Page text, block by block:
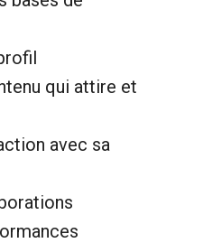
qui attire et
avec sa